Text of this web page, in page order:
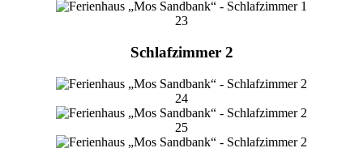
23
Schlafzimmer 2
24
25